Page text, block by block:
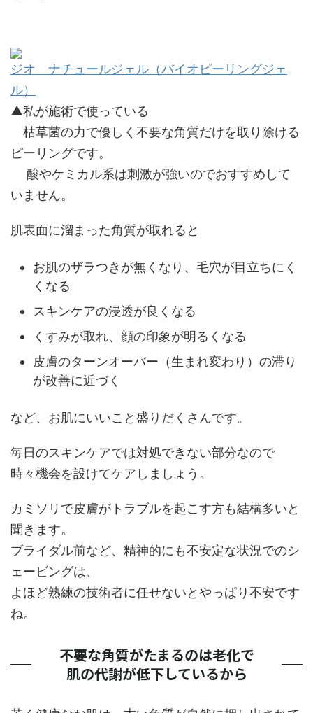
ジオ ナチュールジェル（バイオピーリングジェ
ル）
▲私が施術で使っている
枯草菌の力で優しく不要な角質だけを取り除ける
ピーリングです。
酸やケミカル系は刺激が強いのでおすすめして
いません。
肌表面に溜まった角質が取れると
お肌のザラつきが無くなり、毛穴が目立ちにく
くなる
スキンケアの浸透が良くなる
くすみが取れ、顔の印象が明るくなる
皮膚のターンオーバー（生まれ変わり）の滞り
が改善に近づく
など、お肌にいいこと盛りだくさんです。
毎日のスキンケアでは対処できない部分なので
時々機会を設けてケアしましょう。
カミソリで皮膚がトラブルを起こす方も結構多いと
聞きます。
ブライダル前など、精神的にも不安定な状況でのシ
ェービングは、
よほど熟練の技術者に任せないとやっぱり不安です
ね。
不要な角質がたまるのは老化で
肌の代謝が低下しているから